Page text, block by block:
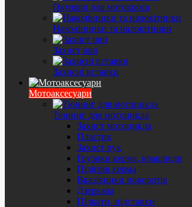
Окуляри для мотокроса
Наколінники та налокітники
Захист шиї
Захисні вставки
Мотоаксесуари
Тюнинг для мотоцикла
Захист мотоцикла
Пластик
Захист рук
Грузики керма, крашпеди
Підігрів керма
Вказівники поворотів
Дзеркала
Підкати, підставки